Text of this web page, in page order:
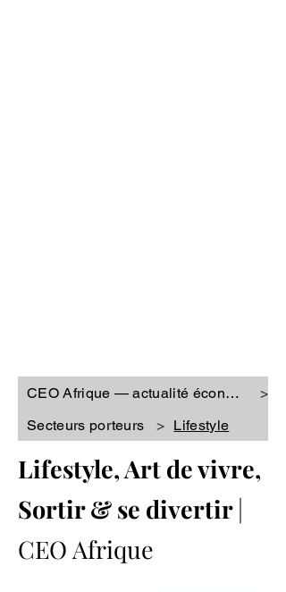
CEO Afrique — actualité économique
>
Secteurs porteurs
> Lifestyle
Lifestyle, Art de vivre,
Sortir & se divertir|
CEO Afrique